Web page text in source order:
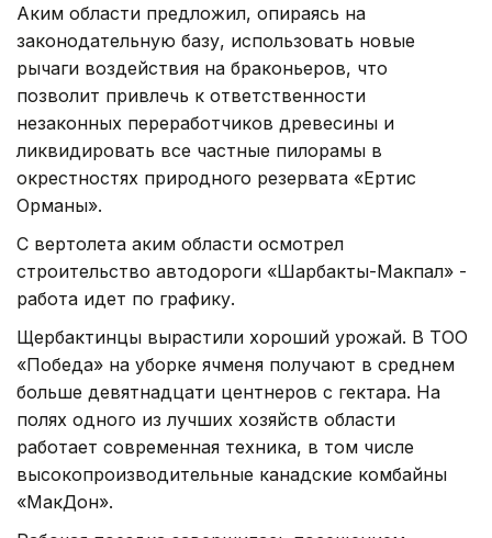
Аким области предложил, опираясь на
законодательную базу, использовать новые
рычаги воздействия на браконьеров, что
позволит привлечь к ответственности
незаконных переработчиков древесины и
ликвидировать все частные пилорамы в
окрестностях природного резервата «Ертис
Орманы».
С вертолета аким области осмотрел
строительство автодороги «Шарбакты-Макпал» -
работа идет по графику.
Щербактинцы вырастили хороший урожай. В ТОО
«Победа» на уборке ячменя получают в среднем
больше девятнадцати центнеров с гектара. На
полях одного из лучших хозяйств области
работает современная техника, в том числе
высокопроизводительные канадские комбайны
«МакДон».